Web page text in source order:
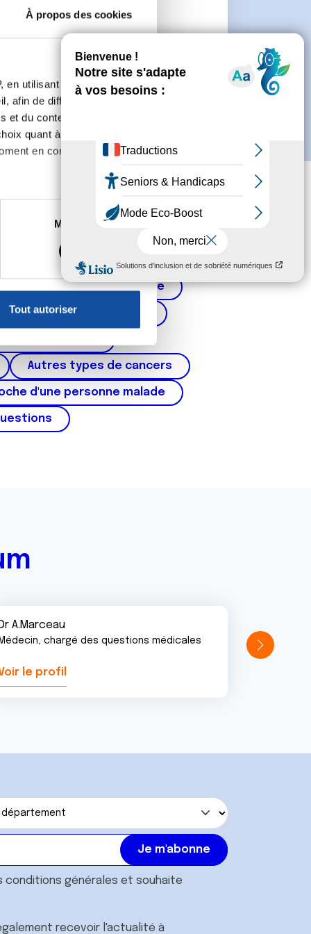
À propos des cookies
en utilisant des
afin de diffuser des
du contenu, ainsi que de
quant à l'utilisation de
en consultant la
à plusieurs mètres près
reportez-vous à lasection «
sur les cookies.
informations que
Marketing
Tout autoriser
créer un compte.
Cancer de la prostate
de l'utérus, ovaires)
Autres types de cancers
d'une personne malade
A.Marceau
chargé des questions médicales
le profil
conditions générales et souhaite
recevoir l'actualité à